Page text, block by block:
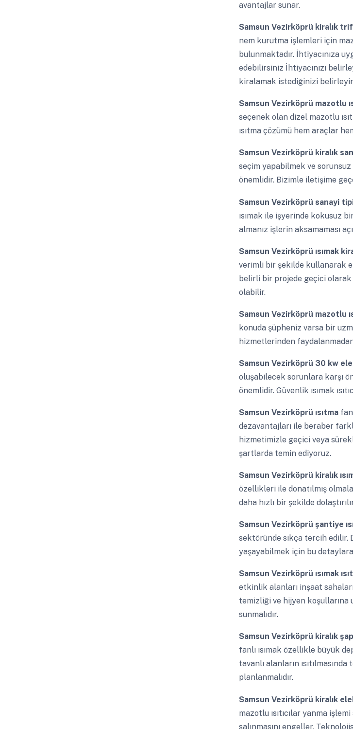
avantajlar sunar.
Samsun Vezirköprü kiralık
nem kurutma işlemleri için
bulunmaktadır. İhtiyacınıza
edebilirsiniz İhtiyacınızı
kiralamak istediğinizi
Samsun Vezirköprü mazotlu
seçenek olan dizel mazotlu
ısıtma çözümü hem araçlar
Samsun Vezirköprü kiralık
seçim yapabilmek ve
önemlidir. Bizimle iletişime
Samsun Vezirköprü sanayi
ısımak ile işyerinde kokusuz
almanız işlerin aksamaması
Samsun Vezirköprü ısımak
verimli bir şekilde kullanarak
belirli bir projede geçici olarak
olabilir.
Samsun Vezirköprü mazotlu
konuda şüpheniz varsa bir
hizmetlerinden
Samsun Vezirköprü 30 kw
oluşabilecek sorunlara karşı
önemlidir. Güvenlik ısımak
Samsun Vezirköprü ısıtma
dezavantajları ile beraber
hizmetimizle geçici veya
şartlarda temin ediyoruz.
Samsun Vezirköprü kiralık
özellikleri ile donatılmış
daha hızlı bir şekilde
Samsun Vezirköprü şantiye
sektöründe sıkça tercih edilir.
yaşayabilmek için bu
Samsun Vezirköprü ısımak
etkinlik alanları inşaat
temizliği ve hijyen
sunmalıdır.
Samsun Vezirköprü kiralık
fanlı ısımak özellikle büyük
tavanlı alanların
planlanmalıdır.
Samsun Vezirköprü kiralık
mazotlu ısıtıcılar yanma
salınmasını engeller.